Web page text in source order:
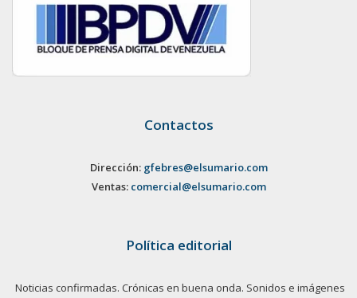
Contactos
Dirección: gfebres@elsumario.com
Ventas: comercial@elsumario.com
Política editorial
Noticias confirmadas. Crónicas en buena onda. Sonidos e imágenes